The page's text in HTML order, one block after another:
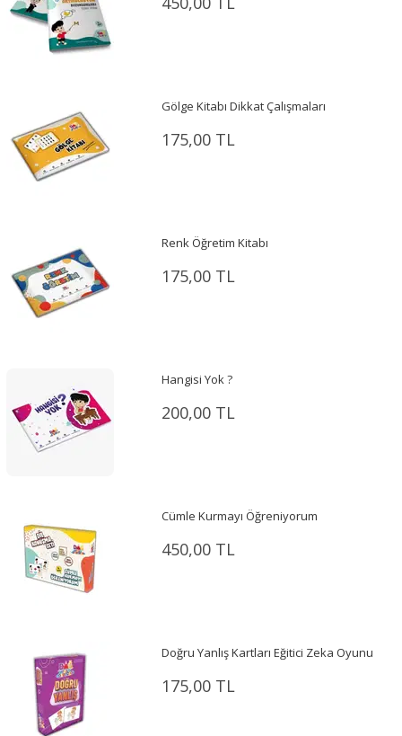
Gölge Kitabı Dikkat Çalışmaları
175,00 TL
Renk Öğretim Kitabı
175,00 TL
Hangisi Yok ?
200,00 TL
Cümle Kurmayı Öğreniyorum
450,00 TL
Doğru Yanlış Kartları Eğitici Zeka Oyunu
175,00 TL